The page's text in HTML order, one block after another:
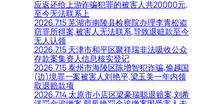
应返还给上游诈骗犯罪的被害人共20000元,
至今无法联系上
2026.7.15 芜湖市南陵县检察院办理李青松盗
窃罪所得案,被害人无法联系,导致退赃款至今
无人认领
2026.7.15 天津市和平区聚祥瑞非法吸收公众
存款案集资人信息核实登记
2026.7.15 泰州市海陵区陈增智犯诈骗,偷越国
(边)境罪一案被害人刘艳平,梁玉美一年内领
取退赔款项
2026.7.14 太原市小店区梁豪瑞聪退赔案,刘希